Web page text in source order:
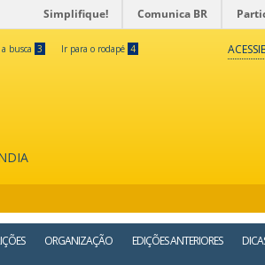
Simplifique! Comunica BR
busca 3 Ir para o rodapé 4
ORGANIZAÇÃO EDIÇÕES ANTERIORES